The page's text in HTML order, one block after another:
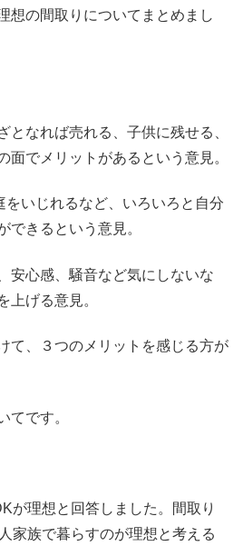
想の間取りについてまとめまし
となれば売れる、子供に残せる、
面でメリットがあるという意見。
をいじれるなど、いろいろと自分
できるという意見。
安心感、騒音など気にしないな
上げる意見。
て、３つのメリットを感じる方が
てです。
が理想と回答しました。間取り
家族で暮らすのが理想と考える